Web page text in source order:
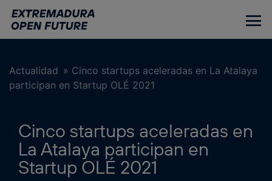
contenido
Actualidad » Cinco startups aceleradas en La Atalaya
participan en Startup OLÉ 2021
Cinco startups aceleradas en
La Atalaya participan en
Startup OLÉ 2021